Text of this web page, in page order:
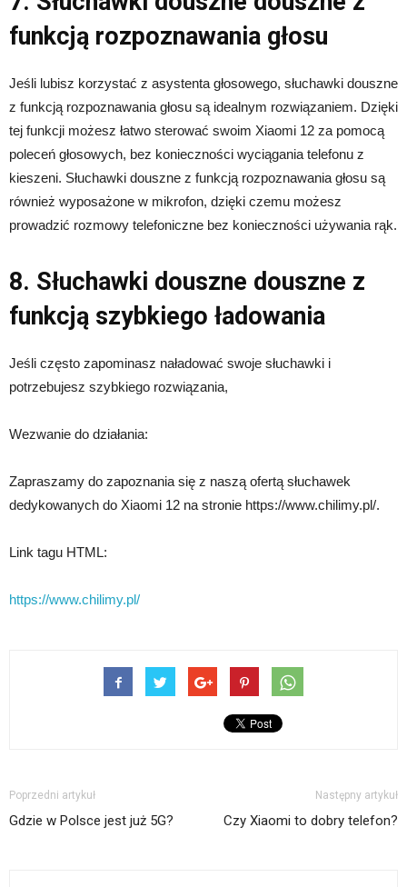
funkcją rozpoznawania głosu
Jeśli lubisz korzystać z asystenta głosowego, słuchawki douszne
z funkcją rozpoznawania głosu są idealnym rozwiązaniem. Dzięki
tej funkcji możesz łatwo sterować swoim Xiaomi 12 za pomocą
poleceń głosowych, bez konieczności wyciągania telefonu z
kieszeni. Słuchawki douszne z funkcją rozpoznawania głosu są
również wyposażone w mikrofon, dzięki czemu możesz
prowadzić rozmowy telefoniczne bez konieczności używania rąk.
8. Słuchawki douszne douszne z
funkcją szybkiego ładowania
Jeśli często zapominasz naładować swoje słuchawki i
potrzebujesz szybkiego rozwiązania,
Wezwanie do działania:
Zapraszamy do zapoznania się z naszą ofertą słuchawek
dedykowanych do Xiaomi 12 na stronie https://www.chilimy.pl/.
Link tagu HTML:
https://www.chilimy.pl/
Poprzedni artykuł
Gdzie w Polsce jest już 5G?
Następny artykuł
Czy Xiaomi to dobry telefon?